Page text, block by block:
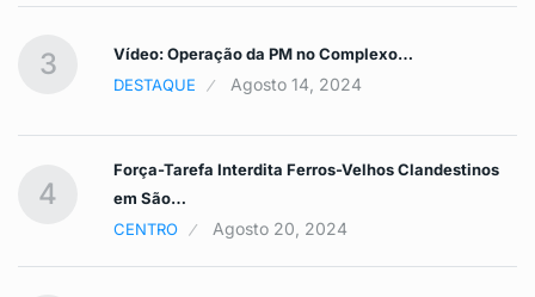
3
Vídeo: Operação da PM no Complexo…
DESTAQUE
Agosto 14, 2024
4
Força-Tarefa Interdita Ferros-Velhos Clandestinos
em São…
CENTRO
Agosto 20, 2024